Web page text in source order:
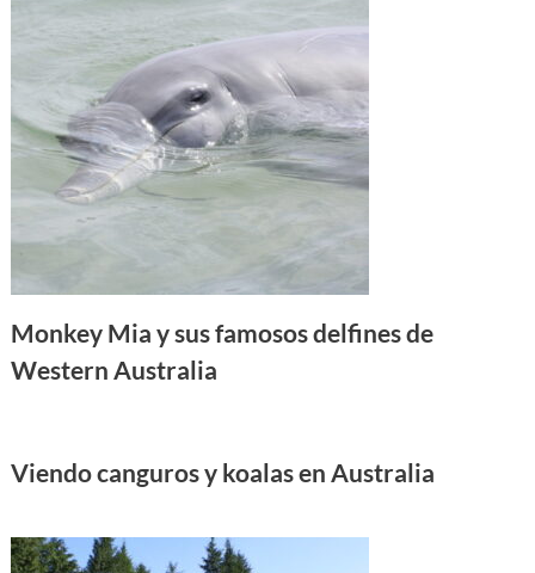
Monkey Mia y sus famosos delfines de
Western Australia
Viendo canguros y koalas en Australia